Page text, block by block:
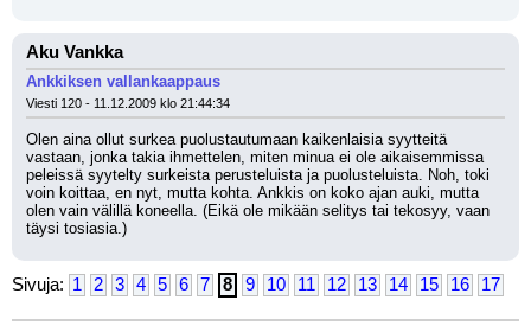
Aku Vankka
Ankkiksen vallankaappaus
Viesti 120 - 11.12.2009 klo 21:44:34
Olen aina ollut surkea puolustautumaan kaikenlaisia syytteitä
vastaan, jonka takia ihmettelen, miten minua ei ole aikaisemmissa
peleissä syytelty surkeista perusteluista ja puolusteluista. Noh, toki
voin koittaa, en nyt, mutta kohta. Ankkis on koko ajan auki, mutta
olen vain välillä koneella. (Eikä ole mikään selitys tai tekosyy, vaan
täysi tosiasia.)
Sivuja: 1 2 3 4 5 6 7 8 9 10 11 12 13 14 15 16 17